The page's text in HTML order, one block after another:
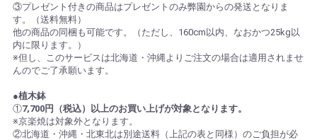
③プレゼント付きの商品はプレゼントのみ弊園からの発送となりま
す。（送料無料）
他の商品の同梱も可能です。（ただし、160cm以内、なおかつ25kg以
内に限ります。）
※但し、このサービスは北海道・沖縄よりご注文の場合は適用されませ
んのでご了承願います。
●植木鉢
①7,700円（税込）以上のお買い上げが対象となります。
※京楽焼は対象外となります。
②北海道・沖縄・北東北は別途送料（上記の表と同様）のご負担が必